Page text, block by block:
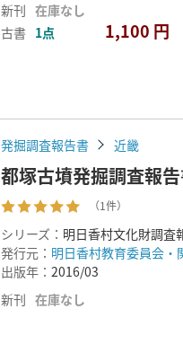
新刊 在庫なし
古書 1点 1,100 円
発掘調査報告書 近畿
都塚古墳発掘調査報
（1件）
シリーズ： 明日香村文化財調査
発行元： 明日香村教育委員会・
出版年： 2016/03
新刊 在庫なし